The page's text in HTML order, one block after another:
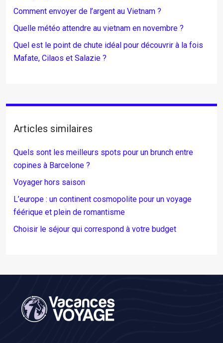
Comment envoyer de l’argent au Vietnam ?
Quelle météo attendre au vietnam en novembre ?
Quel est le point de chute idéal pour découvrir à la fois
Mafate, Cilaos et Salazie ?
Articles similaires
Quels sont les meilleurs spots pour un brunch entre
copines à Barcelone ?
Voyager hors saison
L’europe : un continent cosmopolite pour un voyage
féérique et plein de romantisme
Choisir le séjour qui correspond à votre budget